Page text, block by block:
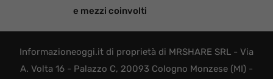
e mezzi coinvolti
Informazioneoggi.it di proprietà di MRSHARE SRL - Via
A. Volta 16 - Palazzo C, 20093 Cologno Monzese (MI) -